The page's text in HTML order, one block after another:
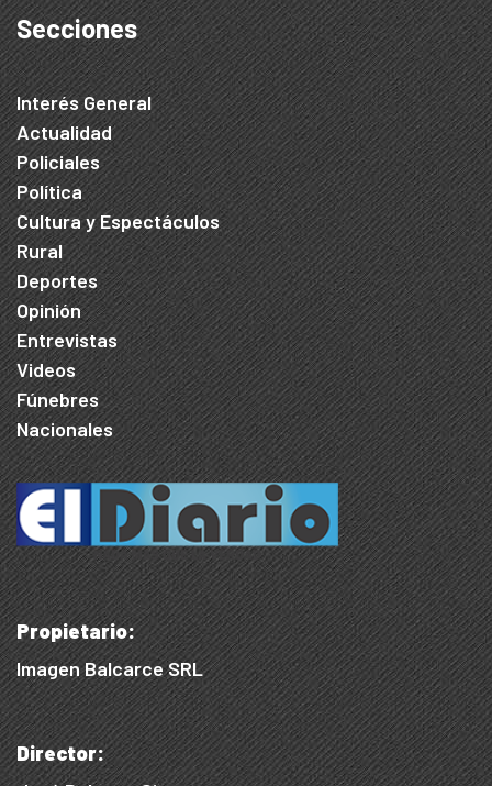
Secciones
Interés General
Actualidad
Policiales
Política
Cultura y Espectáculos
Rural
Deportes
Opinión
Entrevistas
Videos
Fúnebres
Nacionales
Propietario:
Imagen Balcarce SRL
Director: